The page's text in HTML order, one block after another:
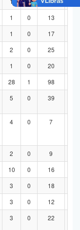
1 0 13
1 0 17
2 0 25
1 0 20
28 1 98
5 0 39
4 0 7
2 0 9
10 0 16
3 0 18
3 0 12
3 0 22